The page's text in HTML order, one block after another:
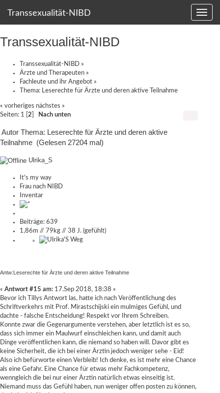
Transsexualität-NIBD
Transsexualität-NIBD
Transsexualität-NIBD »
Ärzte und Therapeuten »
Fachleute und ihr Angebot »
Thema: Leserechte für Ärzte und deren aktive Teilnahme
« vorheriges nächstes »
Seiten: 1 2 Nach unten
Autor Thema: Leserechte für Ärzte und deren aktive
Teilnahme (Gelesen 27204 mal)
Ulrika_S
It's my way
Frau nach NIBD
Inventar
Beiträge: 639
1,86m // 79kg // 38 J. (gefühlt)
Antw:Leserechte für Ärzte und deren aktive Teilnahme
« Antwort #15 am: 17.Sep 2018, 18:38 »
Bevor ich Tillys Antwort las, hatte ich nach Veröffentlichung des
Schriftverkehrs mit Prof. Mirastschijski ein mulmiges Gefühl, und
dachte - falsche Entscheidung! Respekt vor Ihrem Schreiben.
Konnte zwar die Gegenargumente verstehen, aber letztlich ist es so,
dass sich immer ein Maulwurf einschleichen kann, und damit auch
Dinge veröffentlichen kann, die niemand so haben will. Davor gibt es
keine Sicherheit, die ich bei einer Ärztin jedoch weniger sehe - Eid!
Also ich befürworte einen Verbleib! Ich denke, es ist mehr eine Chance
als eine Gefahr. Eine Chance für etwas mehr Fachkompetenz,
wenngleich die bei nur einer Ärztin natürlich etwas einseitig ist.
Niemand muss das Gefühl haben, nun weniger offen posten zu können,